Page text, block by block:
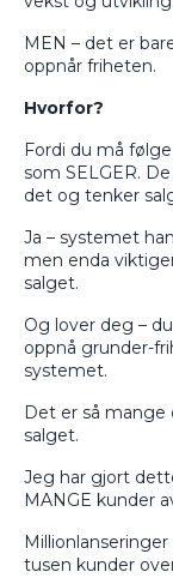
MEN – det er
oppnår friheten.
Hvorfor?
Fordi du må
som SELGER.
det og tenker
Ja – systemet
men enda
salget.
Og lover deg –
oppnå grunder-
systemet.
Det er så mange
salget.
Jeg har gjort
MANGE kunder
tusen kunder